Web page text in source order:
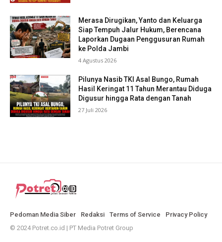
Merasa Dirugikan, Yanto dan Keluarga
Siap Tempuh Jalur Hukum, Berencana
Laporkan Dugaan Penggusuran Rumah
ke Polda Jambi
4 Agustus 2026
Pilunya Nasib TKI Asal Bungo, Rumah
Hasil Keringat 11 Tahun Merantau Diduga
Digusur hingga Rata dengan Tanah
27 Juli 2026
Pedoman Media Siber Redaksi Terms of Service
Privacy Policy
© 2024 Potret.co.id | PT Media Potret Group